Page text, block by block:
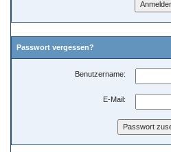
Passwort vergessen?
Benutzername:
E-Mail: